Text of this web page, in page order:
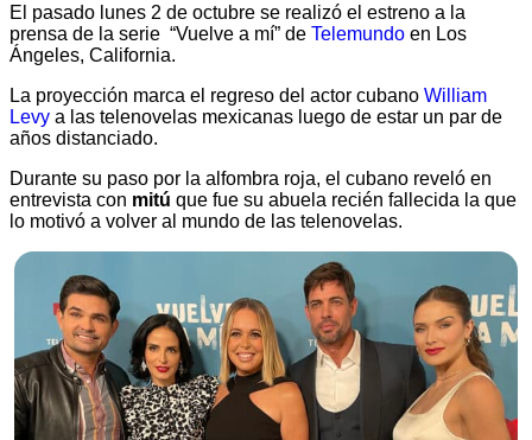
El pasado lunes 2 de octubre se realizó el estreno a la
prensa de la serie “Vuelve a mí” de Telemundo en Los
Ángeles, California.
La proyección marca el regreso del actor cubano William
Levy a las telenovelas mexicanas luego de estar un par de
años distanciado.
Durante su paso por la alfombra roja, el cubano reveló en
entrevista con mitú que fue su abuela recién fallecida la que
lo motivó a volver al mundo de las telenovelas.